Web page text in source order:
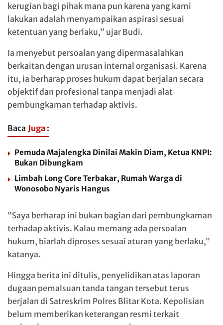
kerugian bagi pihak mana pun karena yang kami
lakukan adalah menyampaikan aspirasi sesuai
ketentuan yang berlaku,” ujar Budi.
Ia menyebut persoalan yang dipermasalahkan
berkaitan dengan urusan internal organisasi. Karena
itu, ia berharap proses hukum dapat berjalan secara
objektif dan profesional tanpa menjadi alat
pembungkaman terhadap aktivis.
Baca Juga :
Pemuda Majalengka Dinilai Makin Diam, Ketua KNPI:
Bukan Dibungkam
Limbah Long Core Terbakar, Rumah Warga di
Wonosobo Nyaris Hangus
“Saya berharap ini bukan bagian dari pembungkaman
terhadap aktivis. Kalau memang ada persoalan
hukum, biarlah diproses sesuai aturan yang berlaku,”
katanya.
Hingga berita ini ditulis, penyelidikan atas laporan
dugaan pemalsuan tanda tangan tersebut terus
berjalan di Satreskrim Polres Blitar Kota. Kepolisian
belum memberikan keterangan resmi terkait